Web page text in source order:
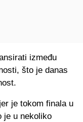
između
što je danas
je tokom finala u
je u nekoliko